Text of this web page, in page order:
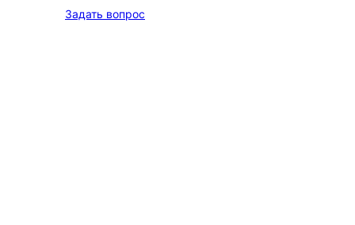
Задать вопрос